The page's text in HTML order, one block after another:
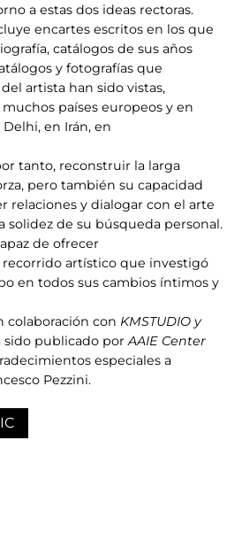
a estas dos ideas rectoras.
encartes escritos en los que
catálogos de sus años
y fotografías que
artista han sido vistas,
países europeos y en
en Irán, en
tanto, reconstruir la larga
pero también su capacidad
relaciones y dialogar con el arte
solidez de su búsqueda personal.
de ofrecer
artístico que investigó
en todos sus cambios íntimos y
colaboración con KMSTUDIO y
sido publicado porAAIE Center
especiales a
Pezzini.